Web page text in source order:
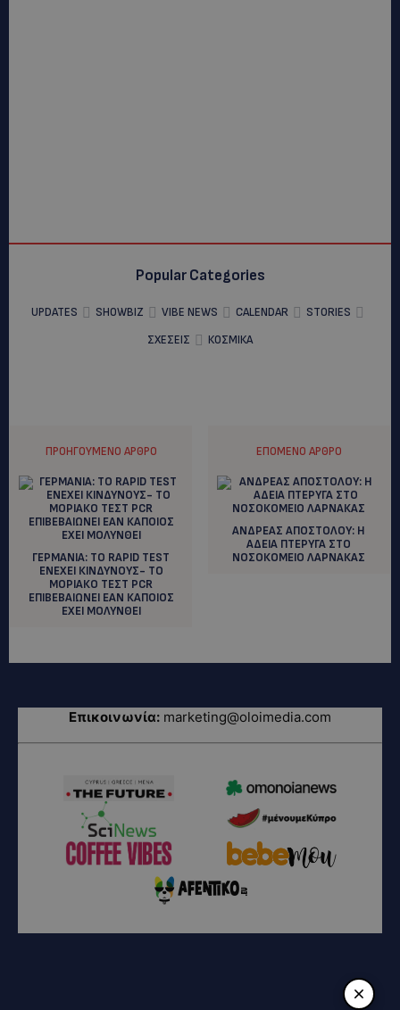
Popular Categories
UPDATES SHOWBIZ VIBE NEWS CALENDAR
STORIES
ΣΧΕΣΕΙΣ
ΚΟΣΜΙΚΑ
ΠΡΟΗΓΟΎΜΕΝΟ ΆΡΘΡΟ
ΓΕΡΜΑΝΙΑ: TO RAPID TEST
ΕΝΕΧΕΙ ΚΙΝΔΥΝΟΥΣ- ΤΟ
ΜΟΡΙΑΚΟ ΤΕΣΤ PCR
EΠΙΒΕΒΑΙΩΝΕΙ ΕΑΝ ΚΑΠΟΙΟΣ
ΕΧΕΙ ΜΟΛΥΝΘΕΙ
ΕΠΌΜΕΝΟ ΆΡΘΡΟ
ΑΝΔΡΕΑΣ ΑΠΟΣΤΟΛΟΥ: H
AΔΕΙΑ ΠΤΕΡΥΓΑ ΣΤΟ
ΝΟΣΟΚΟΜΕΙΟ ΛΑΡΝΑΚΑΣ
Επικοινωνία: marketing@oloimedia.com